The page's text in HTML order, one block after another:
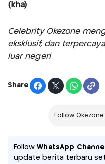
(kha)
Celebrity Okezone
eksklusif, dan
luar negeri
Share
Follow
FollowWhatsApp
update berita terbaru